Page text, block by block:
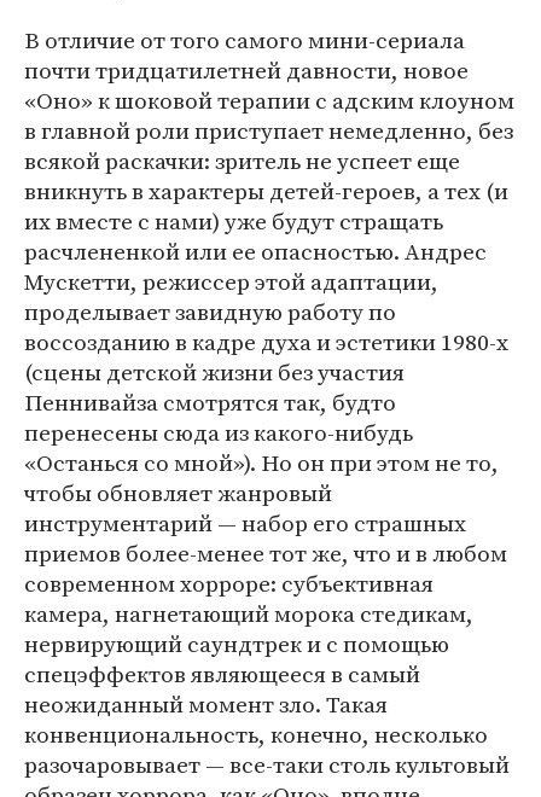
В отличие от того самого мини-сериала
почти тридцатилетней давности, новое
«Оно» к шоковой терапии с адским клоуном
в главной роли приступает немедленно, без
всякой раскачки: зритель не успеет еще
вникнуть в характеры детей-героев, а тех (и
их вместе с нами) уже будут стращать
расчлененкой или ее опасностью. Андрес
Мускетти, режиссер этой адаптации,
проделывает завидную работу по
воссозданию в кадре духа и эстетики 1980-х
(сцены детской жизни без участия
Пеннивайза смотрятся так, будто
перенесены сюда из какого-нибудь
«Останься со мной»). Но он при этом не то,
чтобы обновляет жанровый
инструментарий — набор его страшных
приемов более-менее тот же, что и в любом
современном хорроре: субъективная
камера, нагнетающий морока стедикам,
нервирующий саундтрек и с помощью
спецэффектов являющееся в самый
неожиданный момент зло. Такая
конвенциональность, конечно, несколько
разочаровывает — все-таки столь культовый